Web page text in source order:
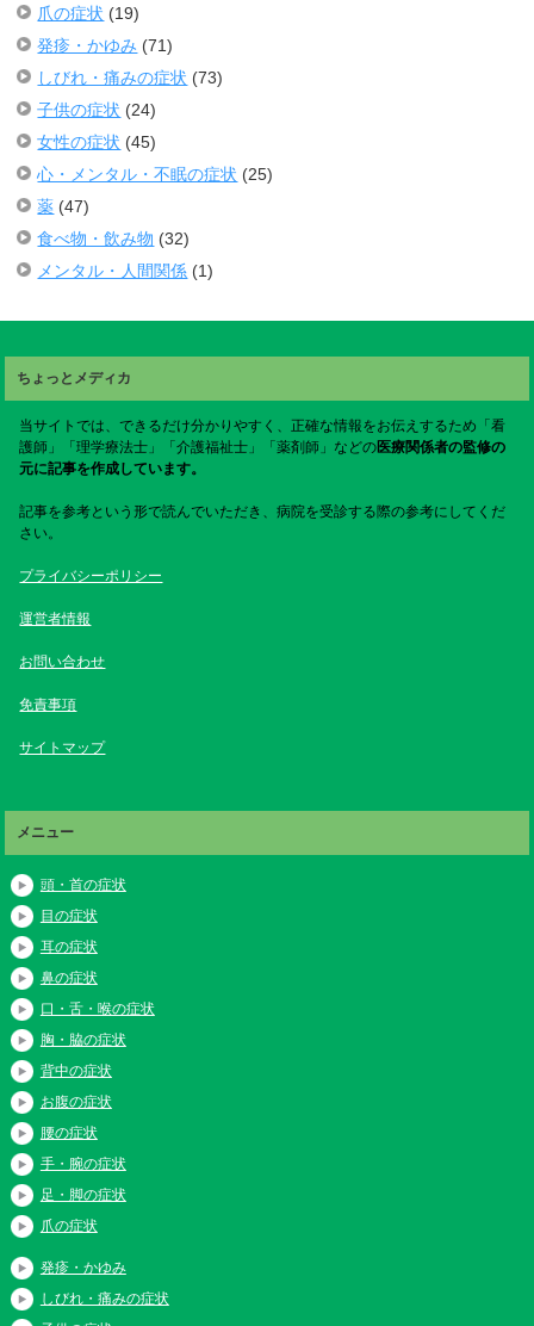
爪の症状 (19)
発疹・かゆみ (71)
しびれ・痛みの症状 (73)
子供の症状 (24)
女性の症状 (45)
心・メンタル・不眠の症状 (25)
薬 (47)
食べ物・飲み物 (32)
メンタル・人間関係 (1)
ちょっとメディカ
当サイトでは、できるだけ分かりやすく、正確な情報をお伝えするため「看
護師」「理学療法士」「介護福祉士」「薬剤師」などの医療関係者の監修の
元に記事を作成しています。
記事を参考という形で読んでいただき、病院を受診する際の参考にしてくだ
さい。
プライバシーポリシー
運営者情報
お問い合わせ
免責事項
サイトマップ
メニュー
頭・首の症状
目の症状
耳の症状
鼻の症状
口・舌・喉の症状
胸・脇の症状
背中の症状
お腹の症状
腰の症状
手・腕の症状
足・脚の症状
爪の症状
発疹・かゆみ
しびれ・痛みの症状